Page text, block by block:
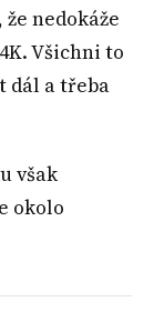
nedokáže
Všichni to
dál a třeba
však
okolo